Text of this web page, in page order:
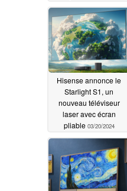
Hisense annonce le
Starlight S1, un
nouveau téléviseur
laser avec écran
pliable 03/20/2024